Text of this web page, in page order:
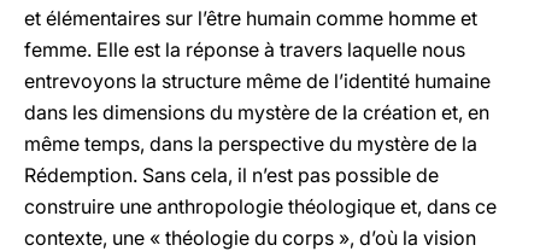
et élémentaires sur l’être humain comme homme et
femme. Elle est la réponse à travers laquelle nous
entrevoyons la structure même de l’identité humaine
dans les dimensions du mystère de la création et, en
même temps, dans la perspective du mystère de la
Rédemption. Sans cela, il n’est pas possible de
construire une anthropologie théologique et, dans ce
contexte, une « théologie du corps », d’où la vision